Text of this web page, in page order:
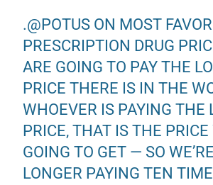
.@POTUS ON MOST
PRESCRIPTION DRUG
ARE GOING TO PAY THE
PRICE THERE IS IN THE
WHOEVER IS PAYING THE
PRICE, THAT IS THE PRICE
GOING TO GET — SO
LONGER PAYING TEN